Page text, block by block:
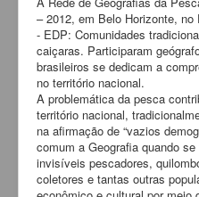
Movimentos Sociais
Diretório CNPq
Contatos
Arquivo
Encontro da Rede
REATCarto
– 2012, em Belo Horizonte,
- EDP: Comunidades
caiçaras. Participaram
brasileiros se dedicam a
no território nacional.
A problemática da pesca
território nacional,
na afirmação de “vazios
comum a Geografia quando
invisíveis pescadores,
coletores e tantas outras